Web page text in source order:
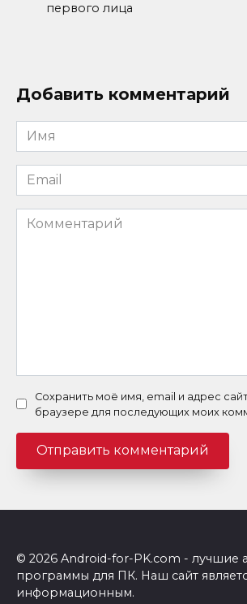
первого лица
Добавить комментарий
Имя
*
Email
*
Комментарий
Сохранить моё имя, email и адрес
браузере для последующих моих
© 2026 Android-for-PK.com - лучшие
программы для ПК. Наш сайт
информационным.